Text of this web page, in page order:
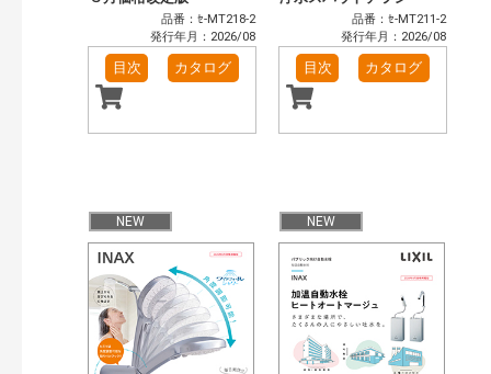
品番：ｾ-MT218-2
発行年月：2026/08
目次 カタログ
品番：ｾ-MT211-2
発行年月：2026/08
目次 カタログ
NEW NEW